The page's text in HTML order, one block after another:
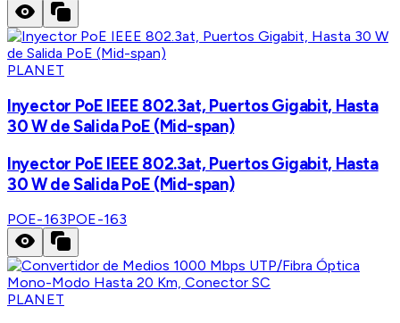
PLANET
Inyector PoE IEEE 802.3at, Puertos Gigabit, Hasta
30 W de Salida PoE (Mid-span)
Inyector PoE IEEE 802.3at, Puertos Gigabit, Hasta
30 W de Salida PoE (Mid-span)
POE-163POE-163
PLANET